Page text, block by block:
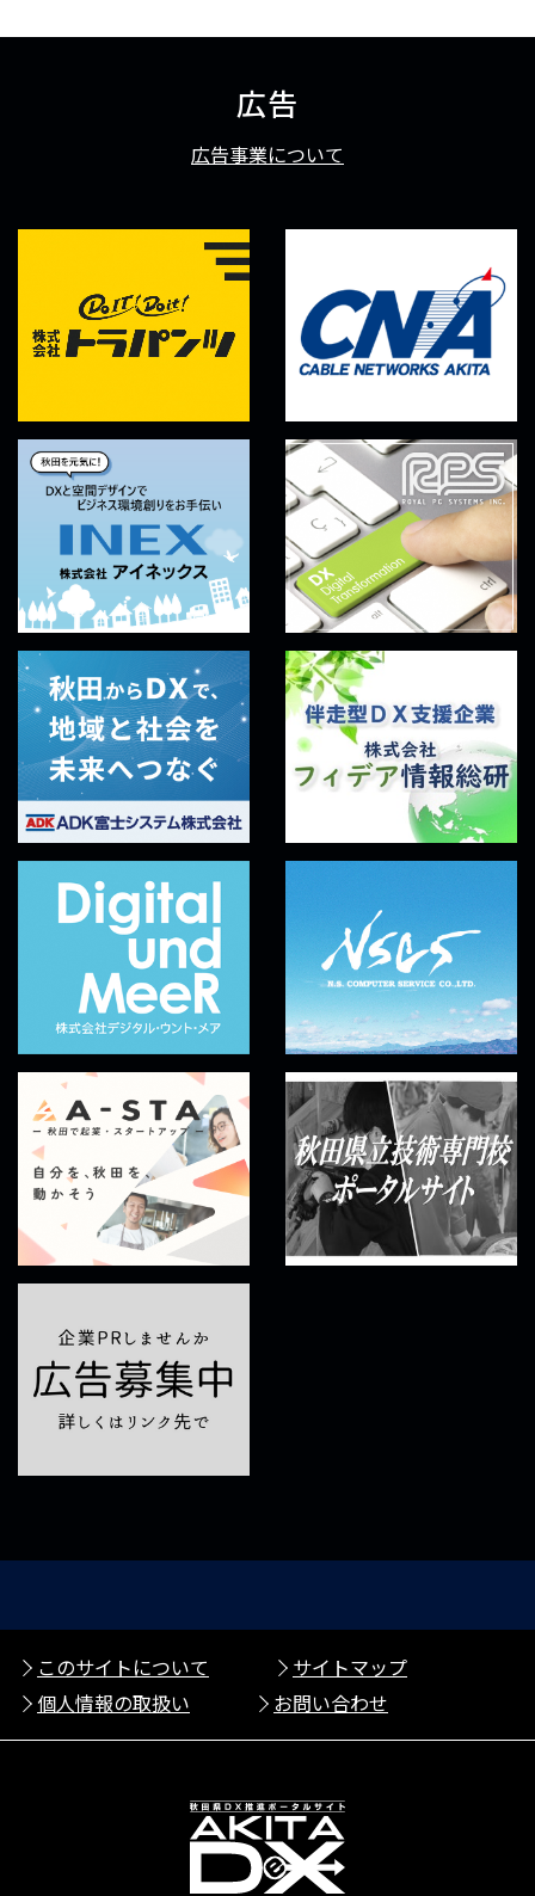
広告
広告事業について
このサイトについて
サイトマップ
個人情報の取扱い
お問い合わせ